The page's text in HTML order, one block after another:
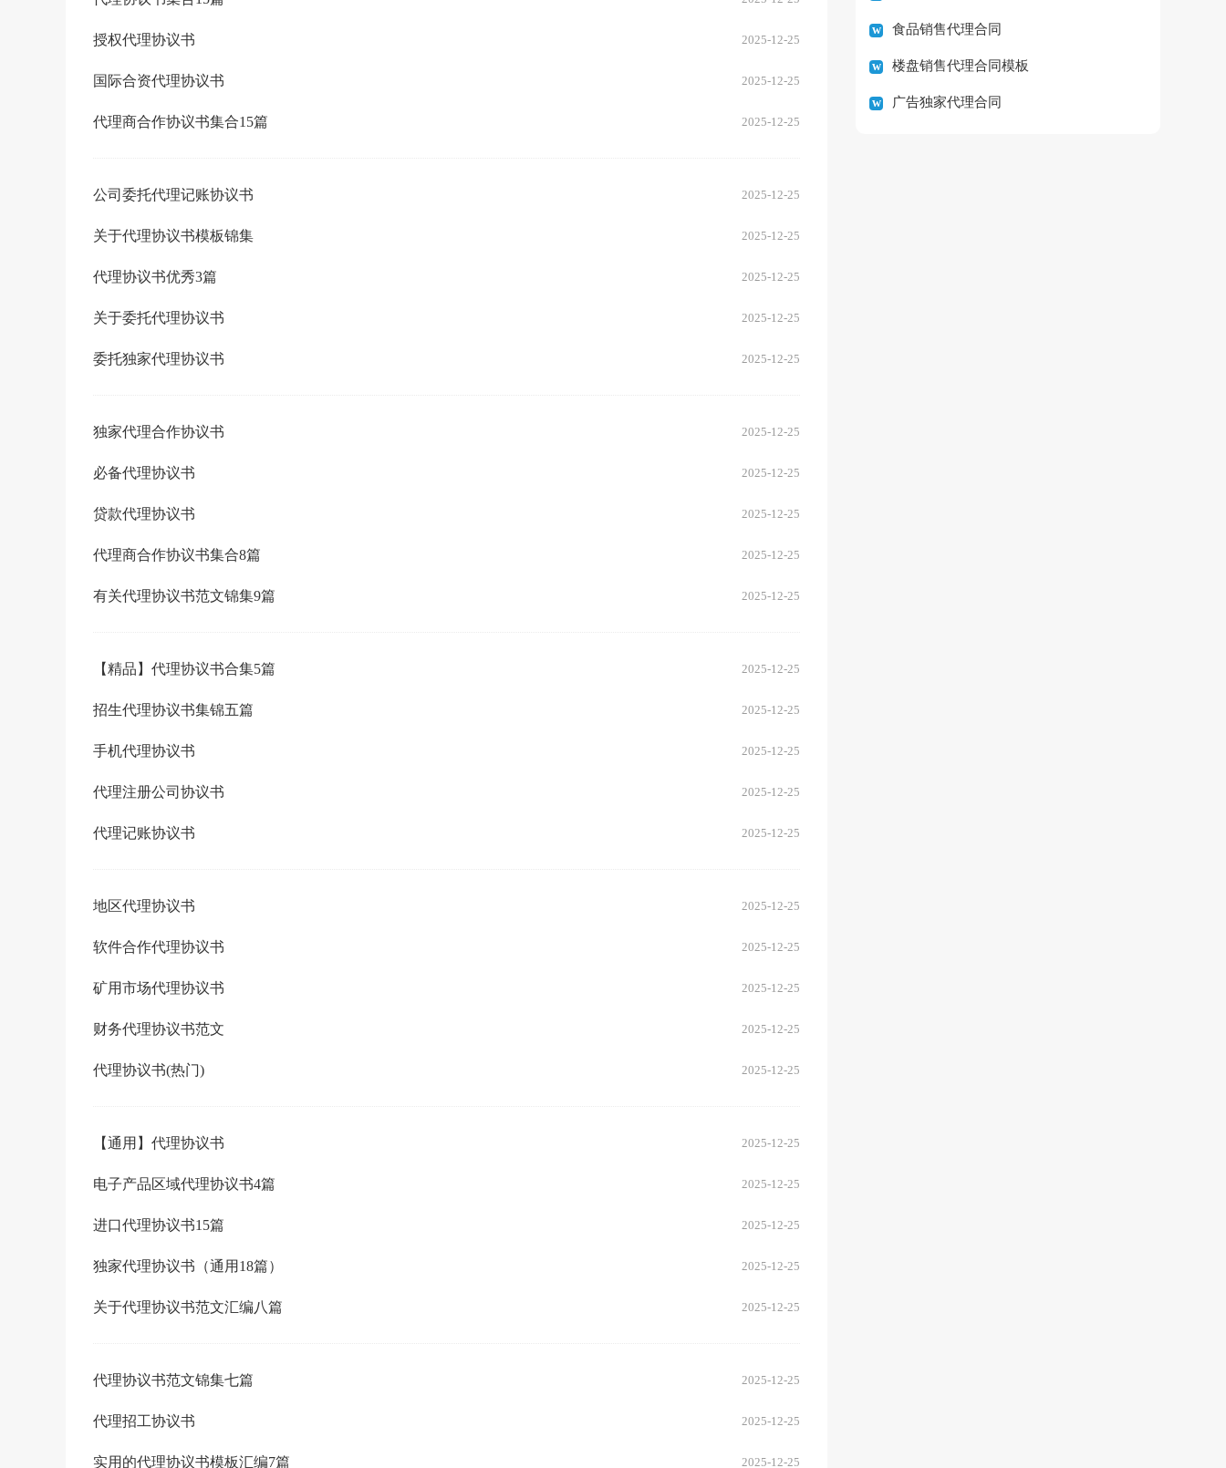
授权代理协议书 2025-12-25
国际合资代理协议书 2025-12-25
代理商合作协议书集合15篇 2025-12-25
公司委托代理记账协议书 2025-12-25
关于代理协议书模板锦集 2025-12-25
代理协议书优秀3篇 2025-12-25
关于委托代理协议书 2025-12-25
委托独家代理协议书 2025-12-25
独家代理合作协议书 2025-12-25
必备代理协议书 2025-12-25
贷款代理协议书 2025-12-25
代理商合作协议书集合8篇 2025-12-25
有关代理协议书范文锦集9篇 2025-12-25
【精品】代理协议书合集5篇 2025-12-25
招生代理协议书集锦五篇 2025-12-25
手机代理协议书 2025-12-25
代理注册公司协议书 2025-12-25
代理记账协议书 2025-12-25
地区代理协议书 2025-12-25
软件合作代理协议书 2025-12-25
矿用市场代理协议书 2025-12-25
财务代理协议书范文 2025-12-25
代理协议书(热门) 2025-12-25
【通用】代理协议书 2025-12-25
电子产品区域代理协议书4篇 2025-12-25
进口代理协议书15篇 2025-12-25
独家代理协议书（通用18篇） 2025-12-25
关于代理协议书范文汇编八篇 2025-12-25
代理协议书范文锦集七篇 2025-12-25
代理招工协议书 2025-12-25
实用的代理协议书模板汇编7篇 2025-12-25
食品销售代理合同
楼盘销售代理合同模板
广告独家代理合同